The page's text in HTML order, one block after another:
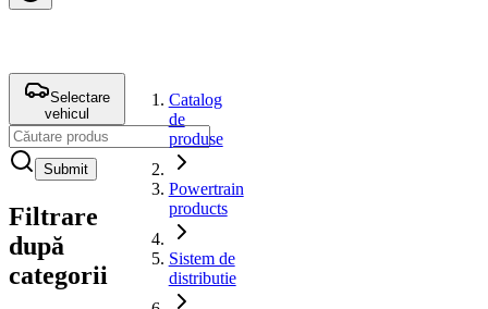
Selectare
vehicul
Submit
Filtrare
după
categorii
Catalog
de
produse
Powertrain
products
Sistem de
distributie